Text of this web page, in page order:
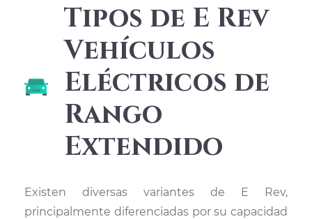
Tipos de E Rev
Vehículos
Eléctricos de
Rango
Extendido
Existen diversas variantes de E Rev,
principalmente diferenciadas por su capacidad